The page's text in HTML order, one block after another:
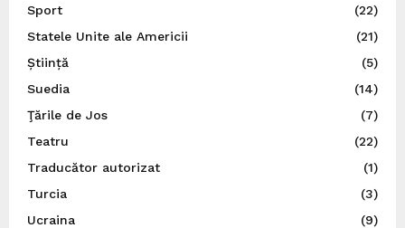
Sport
(22)
Statele Unite ale Americii
(21)
Știință
(5)
Suedia
(14)
Ţările de Jos
(7)
Teatru
(22)
Traducător autorizat
(1)
Turcia
(3)
Ucraina
(9)